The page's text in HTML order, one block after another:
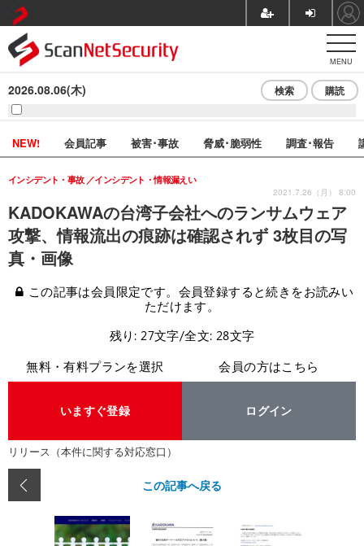
MENU
2026.08.06(木) 検索 購読
NEW! 会員記事 被害･事故 脅威･脆弱性 調査･報告
KADOKAWAの台湾子会社へのランサムウェア
攻撃、情報流出の痕跡は確認されず 3枚目の写
真・画像
インシデント・事故 インシデント・情報漏えい
2021.7.26（月） 8:00
この記事は会員限定です。会員登録すると続きをお読みい
ただけます。
残り: 27文字/全文: 28文字
無料・有料プランを選択
いますぐ登録
会員の方はこちら
ログイン
リリース（本件に関する対応窓口）
この記事へ戻る